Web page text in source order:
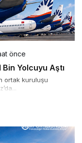
önce
Yolcuyu Aştı
ortak kuruluşu